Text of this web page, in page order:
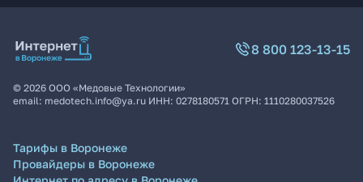
8 800 123-13-15
© 2026 ООО «Медовые Технологии»
email: medotech.info@ya.ru ИНН: 0278180571 ОГРН: 1110280037526
Тарифы в Воронеже
Провайдеры в Воронеже